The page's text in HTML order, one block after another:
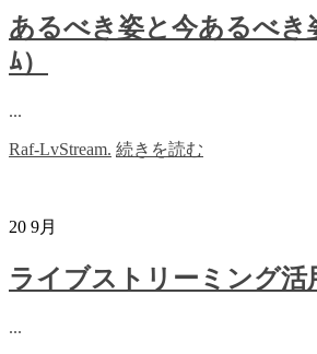
あるべき姿と今あるべき
ﾑ）
...
Raf-LvStream. 続きを読む
20 9月
ライブストリーミング活
...